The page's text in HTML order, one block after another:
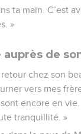
ta main. C’est
»
de
chez son
vers mes
encore en
tranquillité. »